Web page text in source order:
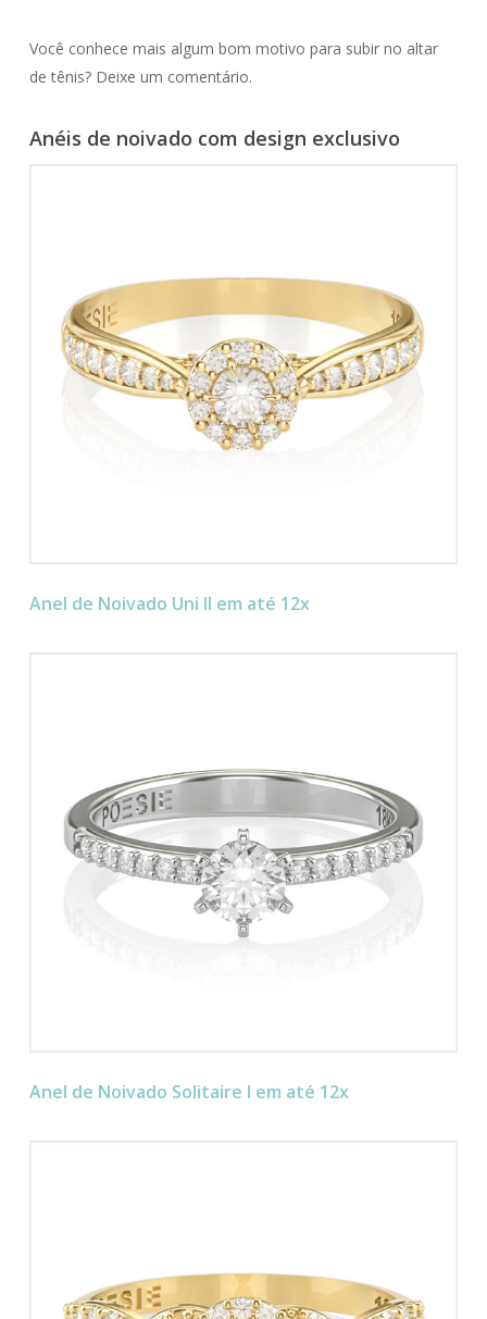
Você conhece mais algum bom motivo para subir no altar
de tênis? Deixe um comentário.
Anéis de noivado com design exclusivo
Anel de Noivado Uni II em até 12x
Anel de Noivado Solitaire I em até 12x